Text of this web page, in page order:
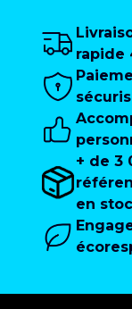
rapide
+ de 3
en